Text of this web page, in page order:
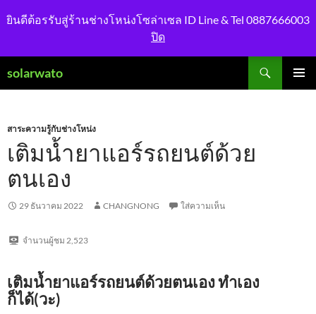
ยินดีต้อรรับสู่ร้านช่างโหน่งโซล่าเซล ID Line & Tel 0887666003
ปิด
solarwato
เนื้อหา
สาระความรู้กับช่างโหน่ง
เติมน้ำยาแอร์รถยนต์ด้วย
ตนเอง
29 ธันวาคม 2022 CHANGNONG ใส่ความเห็น
จำนวนผู้ชม 2,523
เติมน้ำยาแอร์รถยนต์ด้วยตนเอง ทำเอง
ก็ได้(วะ)